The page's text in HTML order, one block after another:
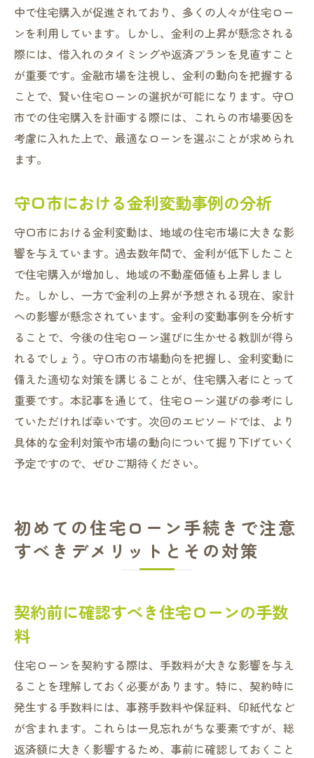
中で住宅購入が促進されており、多くの人々が住宅ロー
ンを利用しています。しかし、金利の上昇が懸念される
際には、借入れのタイミングや返済プランを見直すこと
が重要です。金融市場を注視し、金利の動向を把握する
ことで、賢い住宅ローンの選択が可能になります。守口
市での住宅購入を計画する際には、これらの市場要因を
考慮に入れた上で、最適なローンを選ぶことが求められ
ます。
守口市における金利変動事例の分析
守口市における金利変動は、地域の住宅市場に大きな影
響を与えています。過去数年間で、金利が低下したこと
で住宅購入が増加し、地域の不動産価値も上昇しまし
た。しかし、一方で金利の上昇が予想される現在、家計
への影響が懸念されています。金利の変動事例を分析す
ることで、今後の住宅ローン選びに生かせる教訓が得ら
れるでしょう。守口市の市場動向を把握し、金利変動に
備えた適切な対策を講じることが、住宅購入者にとって
重要です。本記事を通じて、住宅ローン選びの参考にし
ていただければ幸いです。次回のエピソードでは、より
具体的な金利対策や市場の動向について掘り下げていく
予定ですので、ぜひご期待ください。
初めての住宅ローン手続きで注意
すべきデメリットとその対策
契約前に確認すべき住宅ローンの手数
料
住宅ローンを契約する際は、手数料が大きな影響を与え
ることを理解しておく必要があります。特に、契約時に
発生する手数料には、事務手数料や保証料、印紙代など
が含まれます。これらは一見忘れがちな要素ですが、総
返済額に大きく影響するため、事前に確認しておくこと